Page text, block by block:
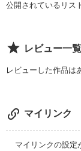
そんな彼女に手
癒しと攻撃、相
結晶式」。
二人の研究はや
く。
公開されているリス
レビュー一覧
レビューした作品は
マイリンク
マイリンクの設定